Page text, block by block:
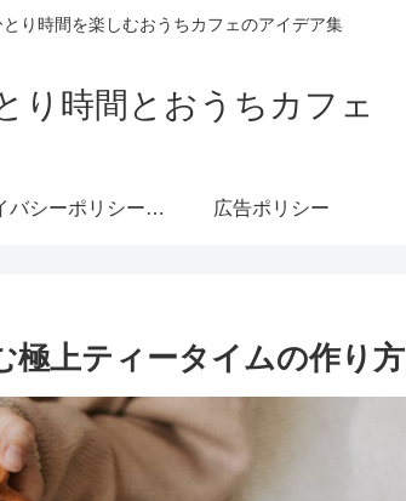
とり時間を楽しむおうちカフェのアイデア集
り時間とおうちカフェ
プライバシーポリシー・免責事項 広告ポリシー
極上ティータイムの作り方